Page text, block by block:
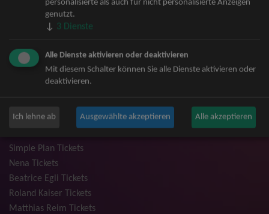
Mark Forster Tickets
The Prodigy Tickets
Niedeckens BAP Tickets
Judas Priest Tickets
Trailerpark & Friends Tickets
Simple Plan Tickets
Nena Tickets
Beatrice Egli Tickets
Roland Kaiser Tickets
Matthias Reim Tickets
personalisierte als auch für nicht personalisierte Anzeigen
genutzt.
↓ 3 Dienste
Alle Dienste aktivieren oder deaktivieren
Mit diesem Schalter können Sie alle Dienste aktivieren oder
deaktivieren.
Ich lehne ab Ausgewählte akzeptieren Alle akzeptieren